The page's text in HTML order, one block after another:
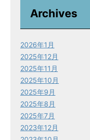
Archives
2026年1月
2025年12月
2025年11月
2025年10月
2025年9月
2025年8月
2025年7月
2023年12月